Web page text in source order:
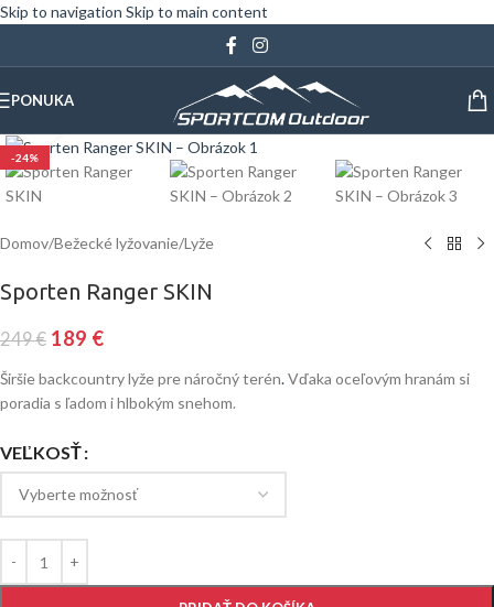
Skip to navigation Skip to main content
PONUKA
-24%
Klinite pre zväčšenie
Domov/Bežecké lyžovanie/Lyže
Sporten Ranger SKIN
249€ 189 €
Širšie backcountry lyže pre náročný terén.Vďaka oceľovým hranám si
poradia s ľadom i hlbokým snehom.
VEĽKOSŤ